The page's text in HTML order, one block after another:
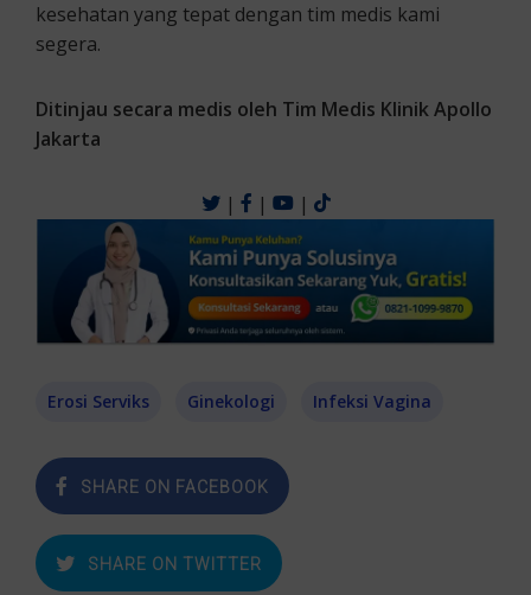
kesehatan yang tepat dengan tim medis kami
segera.
Ditinjau secara medis oleh Tim Medis Klinik Apollo
Jakarta
| | |
Erosi Serviks Ginekologi Infeksi Vagina
SHARE ON FACEBOOK
SHARE ON TWITTER